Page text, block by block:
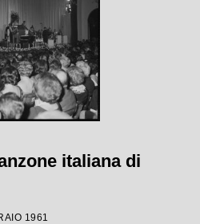
italiana di
1961